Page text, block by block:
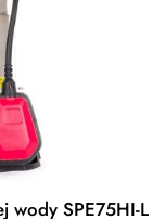
wody SPE75HI-L